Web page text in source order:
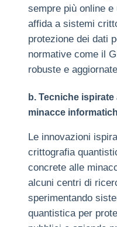
sempre più online
affida a sistemi
protezione dei dati
normative come il
robuste e
b. Tecniche
minacce
Le innovazioni
crittografia
concrete alle
alcuni centri di
sperimentando
quantistica per